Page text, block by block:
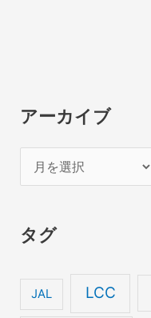
アーカイブ
ー
イ
タグ
JAL LCC